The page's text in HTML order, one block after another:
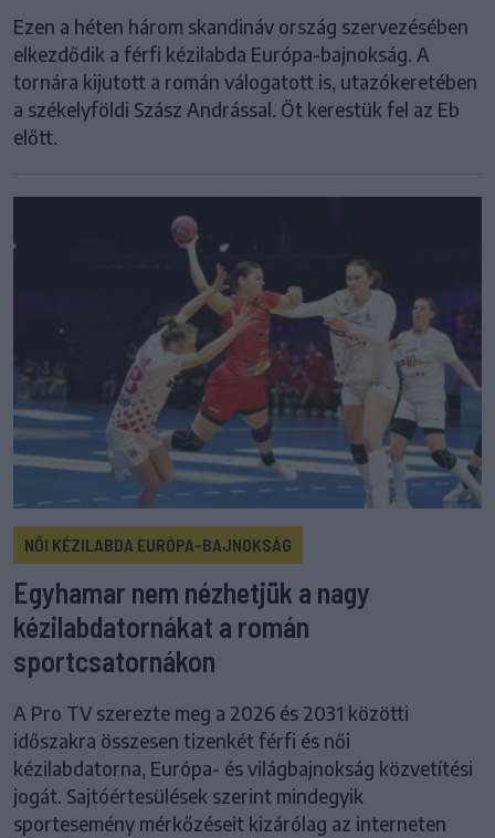
Ezen a héten három skandináv ország szervezésében
elkezdődik a férfi kézilabda Európa-bajnokság. A
tornára kijutott a román válogatott is, utazókeretében
a székelyföldi Szász Andrással. Őt kerestük fel az Eb
előtt.
NŐI KÉZILABDA EURÓPA-BAJNOKSÁG
Egyhamar nem nézhetjük a nagy
kézilabdatornákat a román
sportcsatornákon
A Pro TV szerezte meg a 2026 és 2031 közötti
időszakra összesen tizenkét férfi és női
kézilabdatorna, Európa- és világbajnokság közvetítési
jogát. Sajtóértesülések szerint mindegyik
sportesemény mérkőzéseit kizárólag az interneten